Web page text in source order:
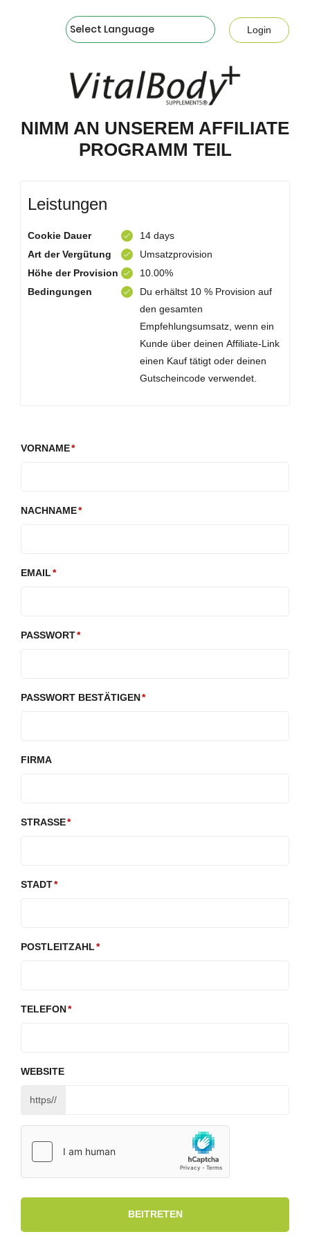
Login
NIMM AN UNSEREM AFFILIATE
PROGRAMM TEIL
Leistungen
Cookie Dauer
14 days
Art der Vergütung
Umsatzprovision
Höhe der Provision
10.00%
Bedingungen
Du erhältst 10 % Provision auf
den gesamten
Empfehlungsumsatz, wenn ein
Kunde über deinen Affiliate-Link
einen Kauf tätigt oder deinen
Gutscheincode verwendet.
VORNAME
NACHNAME
EMAIL
PASSWORT
PASSWORT BESTÄTIGEN
FIRMA
STRASSE
STADT
POSTLEITZAHL
TELEFON
WEBSITE
https//
BEITRETEN